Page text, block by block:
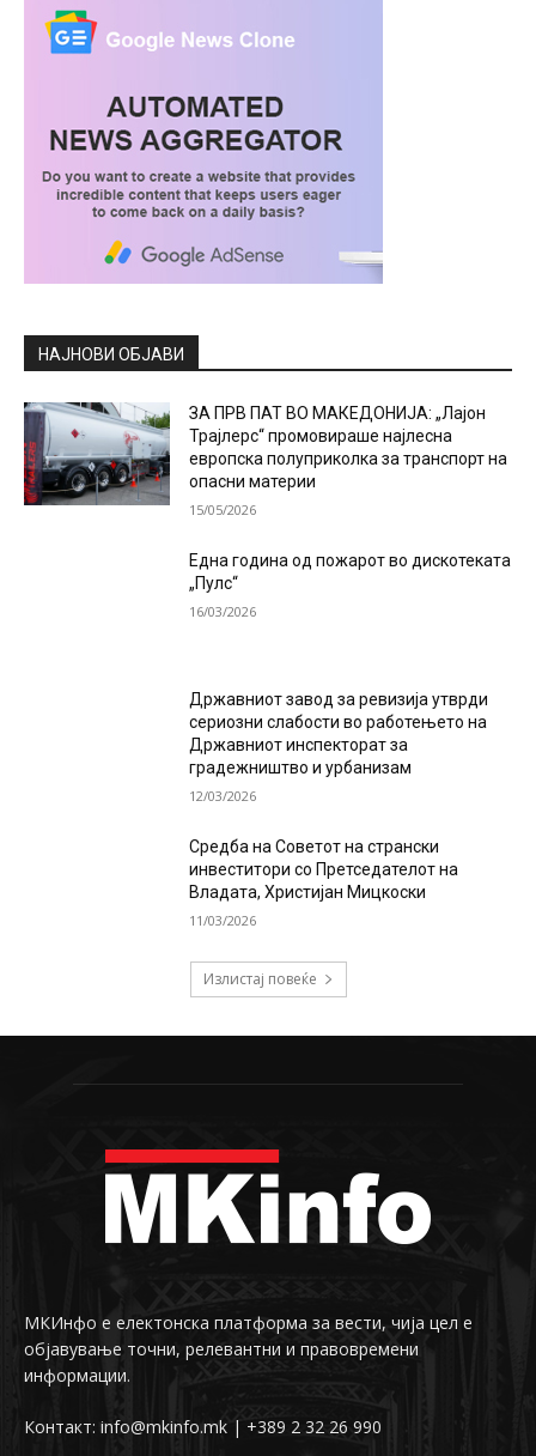
НАЈНОВИ ОБЈАВИ
ЗА ПРВ ПАТ ВО МАКЕДОНИЈА: „Лајон
Трајлерс“ промовираше најлесна
европска полуприколка за транспорт на
опасни материи
15/05/2026
Една година од пожарот во дискотеката
„Пулс“
16/03/2026
Државниот завод за ревизија утврди
сериозни слабости во работењето на
Државниот инспекторат за
градежништво и урбанизам
12/03/2026
Средба на Советот на странски
инвеститори со Претседателот на
Владата, Христијан Мицкоски
11/03/2026
Излистај повеќе
МКИнфо е електонска платформа за вести, чија цел е
објавување точни, релевантни и правовремени
информации.
Контакт: info@mkinfo.mk | +389 2 32 26 990